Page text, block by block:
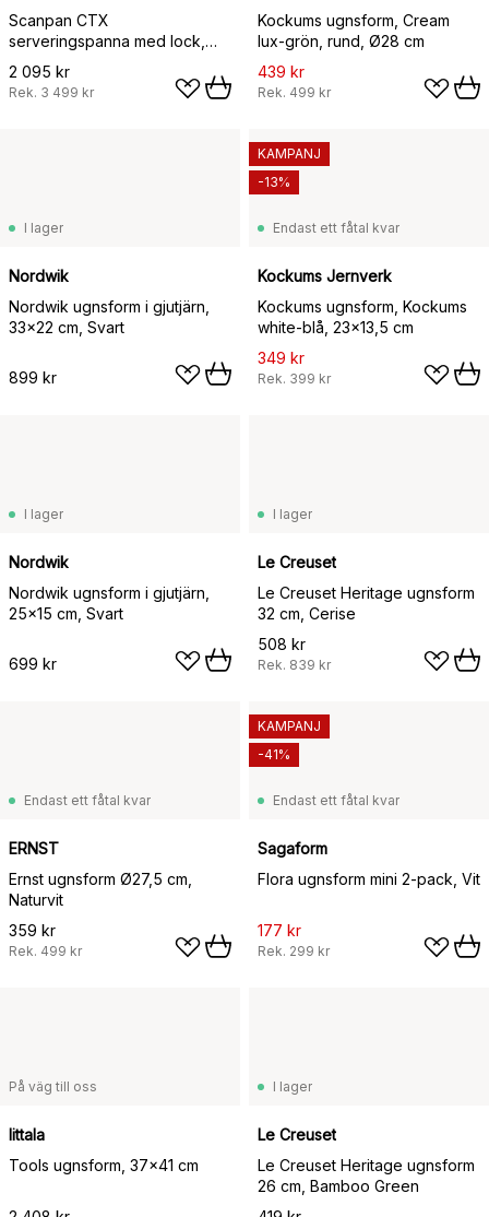
Scanpan CTX
serveringspanna med lock,
Ø32 cm
2 095 kr
Rek. 3 499 kr
Kockums ugnsform, Cream
lux-grön, rund, Ø28 cm
439 kr
Rek. 499 kr
I lager
Nordwik
Nordwik ugnsform i gjutjärn,
33x22 cm, Svart
899 kr
Endast ett fåtal kvar
Kockums Jernverk
Kockums ugnsform, Kockums
white-blå, 23x13,5 cm
349 kr
Rek. 399 kr
KAMPANJ
-13%
I lager
Nordwik
Nordwik ugnsform i gjutjärn,
25x15 cm, Svart
699 kr
I lager
Le Creuset
Le Creuset Heritage ugnsform
32 cm, Cerise
508 kr
Rek. 839 kr
Endast ett fåtal kvar
ERNST
Ernst ugnsform Ø27,5 cm,
Naturvit
359 kr
Rek. 499 kr
Endast ett fåtal kvar
Sagaform
Flora ugnsform mini 2-pack, Vit
177 kr
Rek. 299 kr
KAMPANJ
-41%
På väg till oss
Iittala
Tools ugnsform, 37x41 cm
I lager
Le Creuset
Le Creuset Heritage ugnsform
26 cm, Bamboo Green